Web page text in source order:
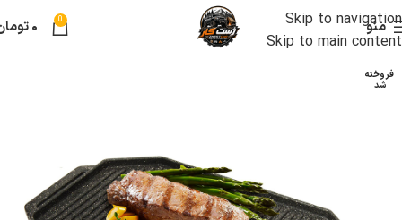
Skip to navigation
Skip to main content
منو 0 ۰
فروخته
شد